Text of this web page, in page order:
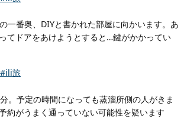
一番奥、DIYと書かれた部屋に向かいます。あ
てドアをあけようとすると…鍵がかかってい
。予定の時間になっても蒸溜所側の人がきま
約がうまく通っていない可能性を疑います